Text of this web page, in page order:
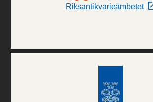
Riksantikvarieämbetet